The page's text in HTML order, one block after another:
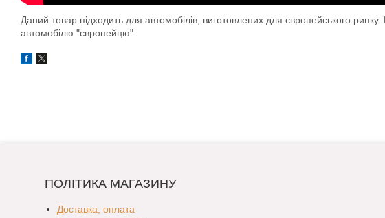
Даний товар підходить для автомобілів, виготовлених для європейського
автомобілю "європейцю".
ПОЛІТИКА МАГАЗИНУ
Доставка, оплата